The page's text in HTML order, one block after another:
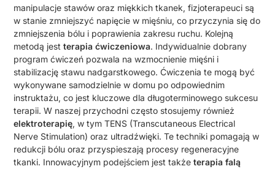
manipulacje stawów oraz miękkich tkanek, fizjoterapeuci są
w stanie zmniejszyć napięcie w mięśniu, co przyczynia się do
zmniejszenia bólu i poprawienia zakresu ruchu. Kolejną
metodą jestterapia ćwiczeniowa. Indywidualnie dobrany
program ćwiczeń pozwala na wzmocnienie mięśni i
stabilizację stawu nadgarstkowego. Ćwiczenia te mogą być
wykonywane samodzielnie w domu po odpowiednim
instruktażu, co jest kluczowe dla długoterminowego sukcesu
terapii. W naszej przychodni często stosujemy również
elektroterapię, w tym TENS (Transcutaneous Electrical
Nerve Stimulation) oraz ultradźwięki. Te techniki pomagają w
redukcji bólu oraz przyspieszają procesy regeneracyjne
tkanki. Innowacyjnym podejściem jest takżeterapia falą